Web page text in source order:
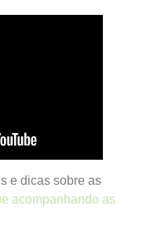
e dicas sobre as
acompanhando as